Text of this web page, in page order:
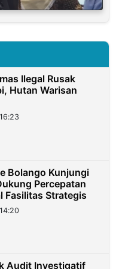
Ilegal Rusak
Hutan Warisan
Bolango Kunjungi
Percepatan
Fasilitas Strategis
Audit Investigatif